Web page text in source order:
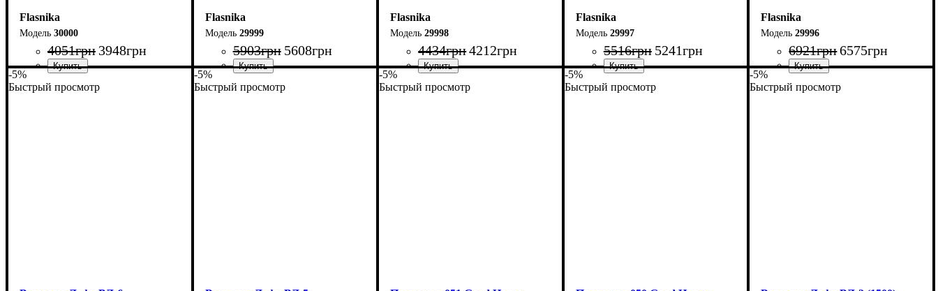
Flasnika
30000
4051грн 3948грн
Flasnika
29999
5903грн 5608грн
Flasnika
29998
4434грн4212грн
Flasnika
29997
5516грн 5241грн
Flasnika
29996
6921грн6575грн
-5%
Быстрый просмотр
-5%
Быстрый просмотр
-5%
Быстрый просмотр
-5%
Быстрый просмотр
-5%
Быстрый просмотр